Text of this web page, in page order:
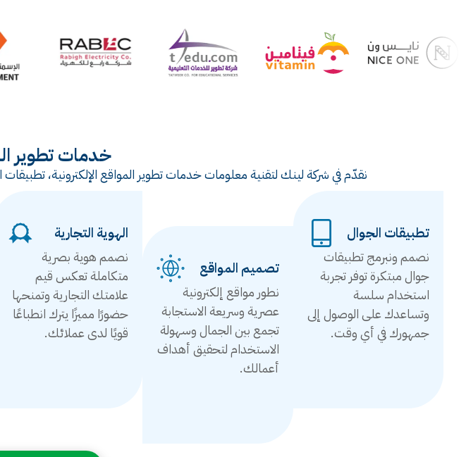
خدمات تطوير
نقدّم في شركة لينك لتقنية معلومات خدمات تطوير المواقع الإلكترونية،
تطبيقات الجوال
نصمم ونبرمج تطبيقات
جوال مبتكرة توفر تجربة
استخدام سلسة
وتساعدك على الوصول إلى
جمهورك في أي وقت.
تصميم المواقع
نطور مواقع إلكترونية
عصرية وسريعة الاستجابة
تجمع بين الجمال وسهولة
الاستخدام لتحقيق أهداف
أعمالك.
الهوية التجارية
نصمم هوية بصرية
متكاملة تعكس قيم
علامتك التجارية وتمنحها
حضورًا مميزًا يترك انطباعًا
قويًا لدى عملائك.